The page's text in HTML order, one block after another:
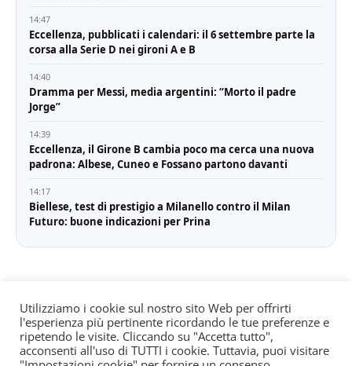
14:47
Eccellenza, pubblicati i calendari: il 6 settembre parte la
corsa alla Serie D nei gironi A e B
14:40
Dramma per Messi, media argentini: “Morto il padre
Jorge”
14:39
Eccellenza, il Girone B cambia poco ma cerca una nuova
padrona: Albese, Cuneo e Fossano partono davanti
14:17
Biellese, test di prestigio a Milanello contro il Milan
Futuro: buone indicazioni per Prina
© All rights reserved. Quotidiano registrato all'albo dei
giornali e periodici presso il Tribunale di Torino n. 25
Utilizziamo i cookie sul nostro sito Web per offrirti
l'esperienza più pertinente ricordando le tue preferenze e
ripetendo le visite. Cliccando su "Accetta tutto",
acconsenti all'uso di TUTTI i cookie. Tuttavia, puoi visitare